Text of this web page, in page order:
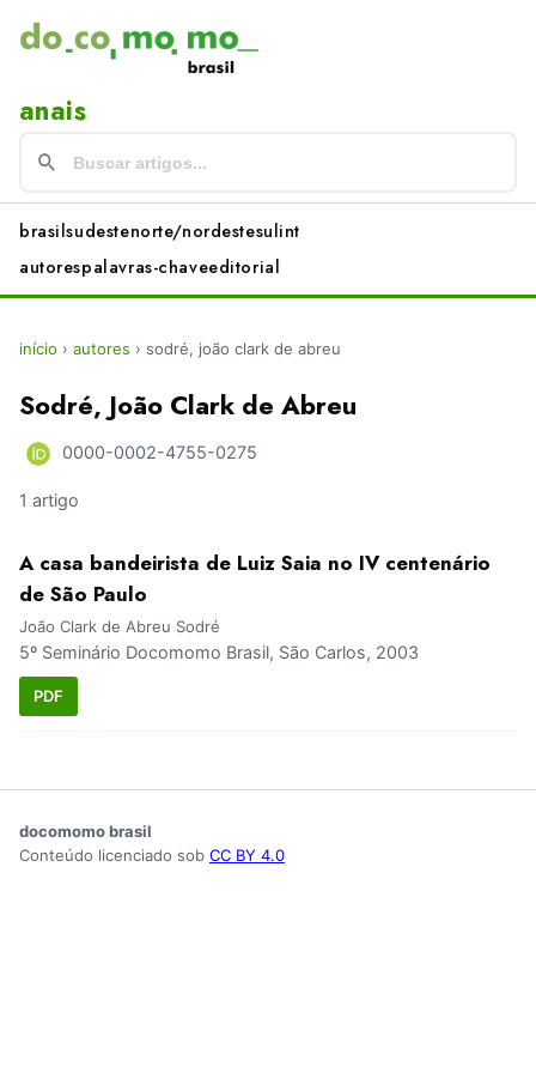
anais
brasilsudestenorte/nordestesulint
autorespalavras-chaveeditorial
início › autores › sodré, joão clark de abreu
Sodré, João Clark de Abreu
0000-0002-4755-0275
1 artigo
A casa bandeirista de Luiz Saia no IV centenário
de São Paulo
João Clark de Abreu Sodré
5º Seminário Docomomo Brasil, São Carlos, 2003
PDF
docomomo brasil
Conteúdo licenciado sob CC BY 4.0